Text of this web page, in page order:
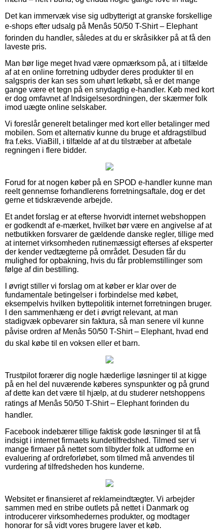
Det kan immervæk vise sig udbytterigt at granske forskellige
e-shops efter udsalg på Menâs 50/50 T-Shirt – Elephant
forinden du handler, således at du er skråsikker på at få den
laveste pris.
Man bør lige meget hvad være opmærksom på, at i tilfælde
af at en online forretning udbyder deres produkter til en
salgspris der kan ses som uhørt letkøbt, så er det mange
gange være et tegn på en snydagtig e-handler. Køb med kort
er dog omfavnet af Indsigelsesordningen, der skærmer folk
imod uægte online selskaber.
Vi foreslår generelt betalinger med kort eller betalinger med
mobilen. Som et alternativ kunne du bruge et afdragstilbud
fra f.eks. ViaBill, i tilfælde af at du tilstræber at afbetale
regningen i flere bidder.
Forud for at nogen køber på en SPOD e-handler kunne man
reelt gennemse forhandlerens forretningsaftale, dog er det
gerne et tidskrævende arbejde.
Et andet forslag er at efterse hvorvidt internet webshoppen
er godkendt af e-mærket, hvilket bør være en angivelse af at
netbutikken forsvarer de gældende danske regler, tillige med
at internet virksomheden rutinemæssigt efterses af eksperter
der kender vedtægterne på området. Desuden får du
mulighed for opbakning, hvis du får problemstillinger som
følge af din bestilling.
I øvrigt stiller vi forslag om at køber er klar over de
fundamentale betingelser i forbindelse med købet,
eksempelvis hvilken byttepolitik internet forretningen bruger.
I den sammenhæng er det i øvrigt relevant, at man
stadigvæk opbevarer sin faktura, så man senere vil kunne
påvise ordren af Menâs 50/50 T-Shirt – Elephant, hvad end
du skal købe til en voksen eller et barn.
Trustpilot forærer dig nogle hæderlige løsninger til at kigge
på en hel del nuværende køberes synspunkter og på grund
af dette kan det være til hjælp, at du studerer netshoppens
ratings af Menâs 50/50 T-Shirt – Elephant forinden du
handler.
Facebook indebærer tillige faktisk gode løsninger til at få
indsigt i internet firmaets kundetilfredshed. Tilmed ser vi
mange firmaer på nettet som tilbyder folk at udforme en
evaluering af ordreforløbet, som tilmed må anvendes til
vurdering af tilfredsheden hos kunderne.
Websitet er finansieret af reklameindtægter. Vi arbejder
sammen med en stribe outlets på nettet i Danmark og
introducerer virksomhedernes produkter, og modtager
honorar for så vidt vores brugere laver et køb.